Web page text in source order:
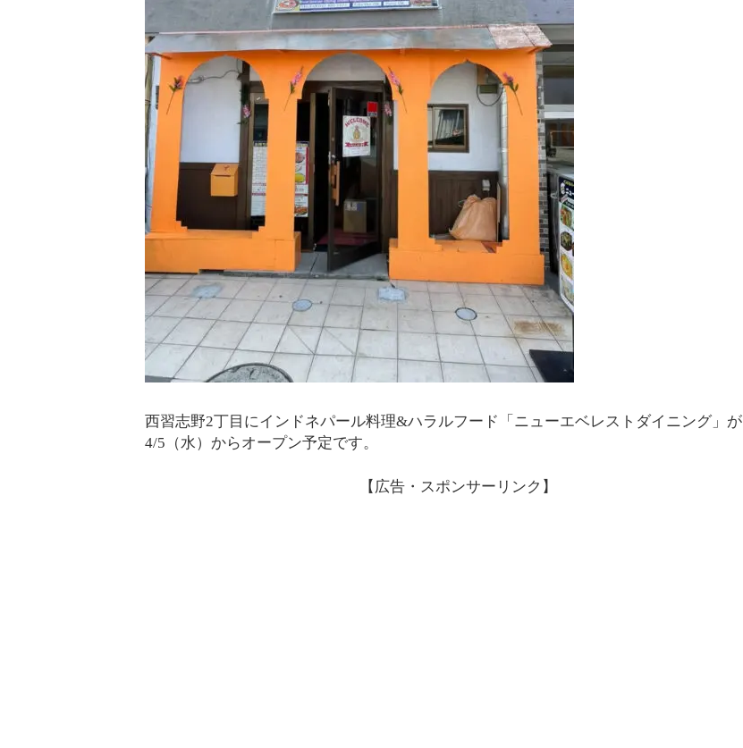
西習志野2丁目にインドネパール料理&ハラルフード「ニューエベレストダイニング」が
4/5（水）からオープン予定です。
【広告・スポンサーリンク】